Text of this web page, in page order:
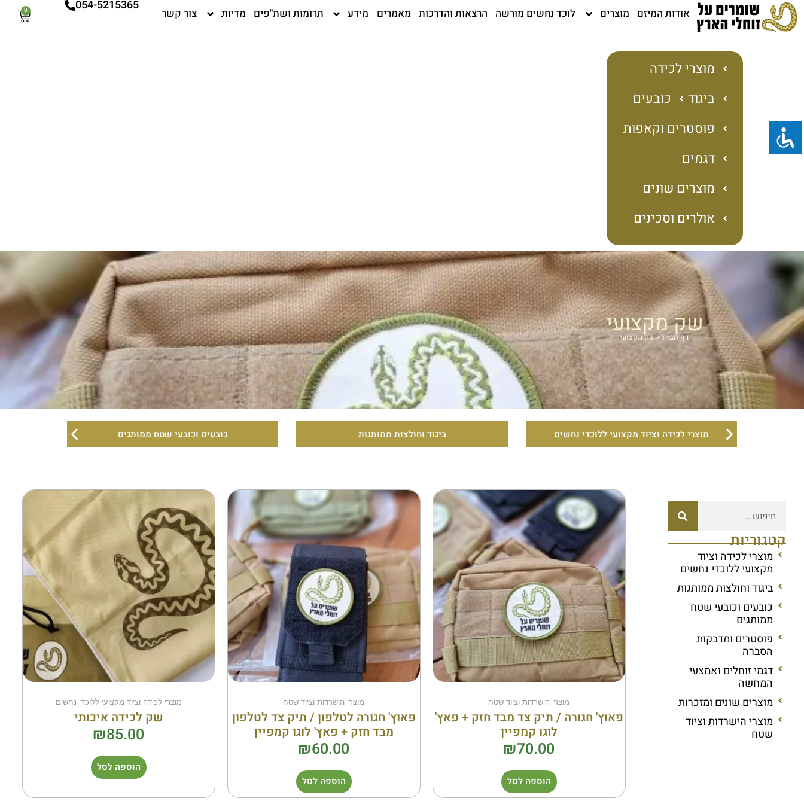
דילוג
לתוכן
אודות המיזם מוצרים לוכד נחשים מורשה הרצאות והדרכות מאמרים מידע תרומות ושת"פים מדיות צור קשר
054-5215365
0
עגלת
קניות
מוצרי לכידה
ביגוד
כובעים
פוסטרים וקאפות
דגמים
מוצרים שונים
אולרים וסכינים
שק מקצועי
דף הבית»שק מקצועי
מוצרי לכידה וציוד מקצועי ללוכדי נחשים ביגוד וחולצות ממותגות כובעים וכובעי שטח ממותגים
קטגוריות
מוצרי לכידה וציוד
מקצועי ללוכדי נחשים
ביגוד וחולצות ממותגות
כובעים וכובעי שטח
ממותגים
פוסטרים ומדבקות
הסברה
דגמי זוחלים ואמצעי
המחשה
מוצרים שונים ומזכרות
מוצרי הישרדות וציוד
שטח
מוצרי הישרדות וציוד שטח
פאוץ' חגורה / תיק צד מבד חזק + פאץ'
לוגו קמפיין
₪70.00
הוספה לסל
מוצרי הישרדות וציוד שטח
פאוץ' חגורה לטלפון / תיק צד לטלפון
מבד חזק + פאץ' לוגו קמפיין
₪60.00
הוספה לסל
מוצרי לכידה וציוד מקצועי ללוכדי נחשים
שק לכידה איכותי
₪85.00
הוספה לסל